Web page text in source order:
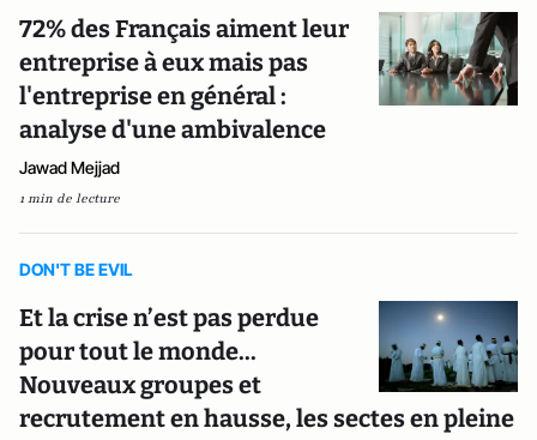
72% des Français aiment leur
entreprise à eux mais pas
l'entreprise en général :
analyse d'une ambivalence
Jawad Mejjad
1 min de lecture
DON'T BE EVIL
Et la crise n’est pas perdue
pour tout le monde...
Nouveaux groupes et
recrutement en hausse, les sectes en pleine